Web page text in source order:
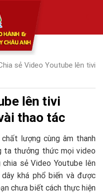
sẻ Video Youtube lên tivi
lên tivi
thao tác
lượng cùng âm thanh
ta thưởng thức mọi video
sẻ Video Youtube lên
khá phổ biến và được
chưa biết cách thực hiện